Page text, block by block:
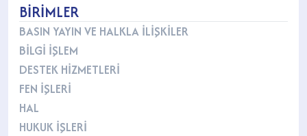
BİRİMLER
BASIN YAYIN VE HALKLA İLİŞKİLER
BİLGİ İŞLEM
DESTEK HİZMETLERİ
FEN İŞLERİ
HAL
HUKUK İŞLERİ